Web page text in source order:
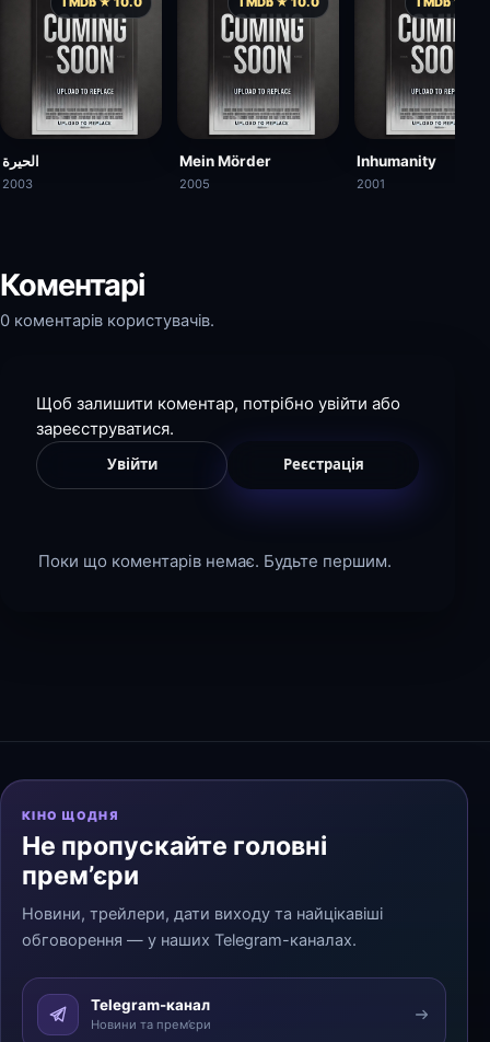
الحيرة
2003
Mein Mörder
2005
Inhumanity
2001
Коментарі
0 коментарів користувачів.
Щоб залишити коментар, потрібно увійти або
зареєструватися.
Увійти Реєстрація
Поки що коментарів немає. Будьте першим.
КІНО ЩОДНЯ
Не пропускайте головні
прем’єри
Новини, трейлери, дати виходу та найцікавіші
обговорення — у наших Telegram-каналах.
Telegram-канал
Новини та прем’єри